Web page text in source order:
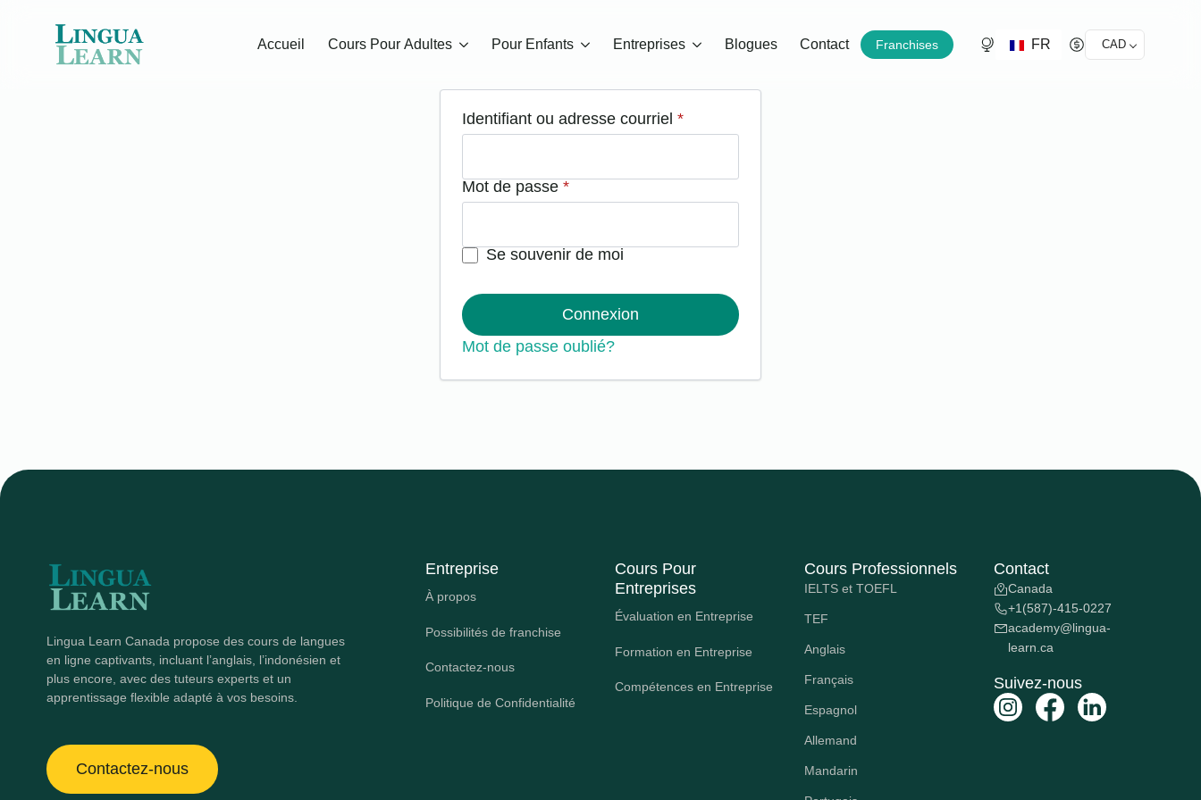
Accueil Cours Pour Adultes Pour Enfants Entreprises Blogues Contact Franchises FR CAD
Identifiant ou adresse courriel *Obligatoire
Mot de passe *Obligatoire
Se souvenir de moi
Connexion
Mot de passe oublié?
Lingua Learn Canada propose des cours de langues
en ligne captivants, incluant l’anglais, l’indonésien et
plus encore, avec des tuteurs experts et un
apprentissage flexible adapté à vos besoins.
Contactez-nous
Entreprise
À propos
Possibilités de franchise
Contactez-nous
Politique de Confidentialité
Cours Pour
Entreprises
Évaluation en Entreprise
Formation en Entreprise
Compétences en Entreprise
Cours Professionnels
IELTS et TOEFL
TEF
Anglais
Français
Espagnol
Allemand
Mandarin
Contact
Canada
+1(587)-415-0227
academy@lingua-
learn.ca
Suivez-nous